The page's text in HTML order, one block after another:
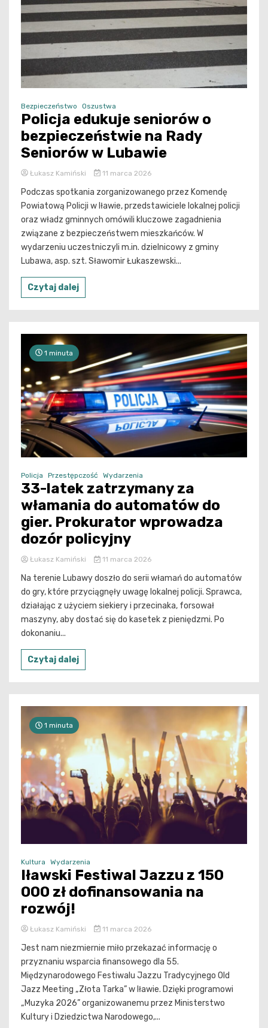
Bezpieczeństwo Oszustwa
Policja edukuje seniorów o
bezpieczeństwie na Rady
Seniorów w Lubawie
Łukasz Kamiński 11 marca 2026
Podczas spotkania zorganizowanego przez Komendę
Powiatową Policji w Iławie, przedstawiciele lokalnej policji
oraz władz gminnych omówili kluczowe zagadnienia
związane z bezpieczeństwem mieszkańców. W
wydarzeniu uczestniczyli m.in. dzielnicowy z gminy
Lubawa, asp. szt. Sławomir Łukaszewski...
Czytaj dalej
1 minuta
Policja Przestępczość Wydarzenia
33-latek zatrzymany za
włamania do automatów do
gier. Prokurator wprowadza
dozór policyjny
Łukasz Kamiński 11 marca 2026
Na terenie Lubawy doszło do serii włamań do automatów
do gry, które przyciągnęły uwagę lokalnej policji. Sprawca,
działając z użyciem siekiery i przecinaka, forsował
maszyny, aby dostać się do kasetek z pieniędzmi. Po
dokonaniu...
Czytaj dalej
1 minuta
Kultura Wydarzenia
Iławski Festiwal Jazzu z 150
000 zł dofinansowania na
rozwój!
Łukasz Kamiński 11 marca 2026
Jest nam niezmiernie miło przekazać informację o
przyznaniu wsparcia finansowego dla 55.
Międzynarodowego Festiwalu Jazzu Tradycyjnego Old
Jazz Meeting „Złota Tarka” w Iławie. Dzięki programowi
„Muzyka 2026” organizowanemu przez Ministerstwo
Kultury i Dziedzictwa Narodowego,...